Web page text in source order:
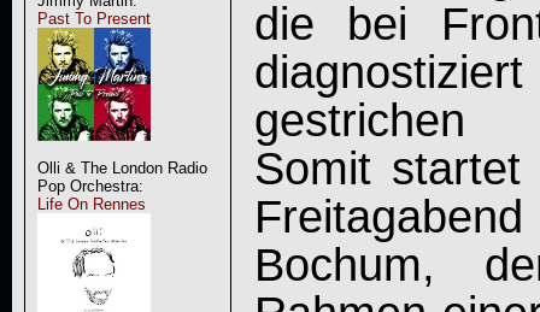
Past To Present
Olli & The London Radio
Pop Orchestra:
Life On Rennes
die bei
gestrichen
Somit
Bochum,